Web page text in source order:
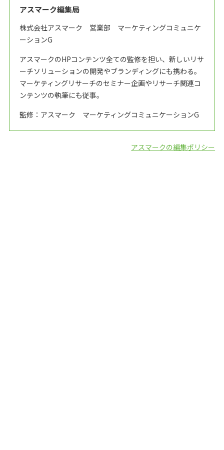
アスマーク編集局
株式会社アスマーク 営業部 マーケティングコミュニケ
ーションG
アスマークのHPコンテンツ全ての監修を担い、新しいリサ
ーチソリューションの開発やブランディングにも携わる。
マーケティングリサーチのセミナー企画やリサーチ関連コ
ンテンツの執筆にも従事。
監修：アスマーク マーケティングコミュニケーションG
アスマークの編集ポリシー